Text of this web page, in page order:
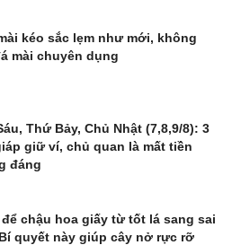
kéo sắc lẹm như mới, không
mài chuyên dụng
Thứ Bảy, Chủ Nhật (7,8,9/8): 3
giữ ví, chủ quan là mất tiền
đáng
để chậu hoa giấy từ tốt lá sang sai
quyết này giúp cây nở rực rỡ